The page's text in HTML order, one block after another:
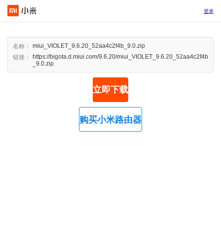
登录
名称：
miui_VIOLET_9.6.20_52aa4c2f4b_9.0.zip
链接：
https://bigota.d.miui.com/9.6.20/miui_VIOLET_9.6.20_52aa4c2f4b
_9.0.zip
立即下载
购买小米路由器